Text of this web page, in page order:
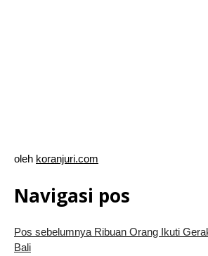
oleh koranjuri.com
Navigasi pos
Pos sebelumnyaRibuan Orang Ikuti
Bali